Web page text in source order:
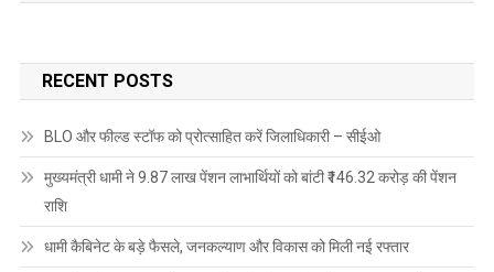
RECENT POSTS
BLO और फील्ड स्टॉफ को प्रोत्साहित करें जिलाधिकारी – सीईओ
मुख्यमंत्री धामी ने 9.87 लाख पेंशन लाभार्थियों को बांटी ₹146.32 करोड़ की पेंशन
राशि
धामी कैबिनेट के बड़े फैसले, जनकल्याण और विकास को मिली नई रफ्तार